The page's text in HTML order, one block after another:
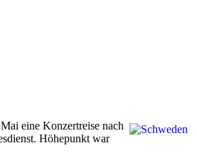
eine Konzertreise nach
Höhepunkt war